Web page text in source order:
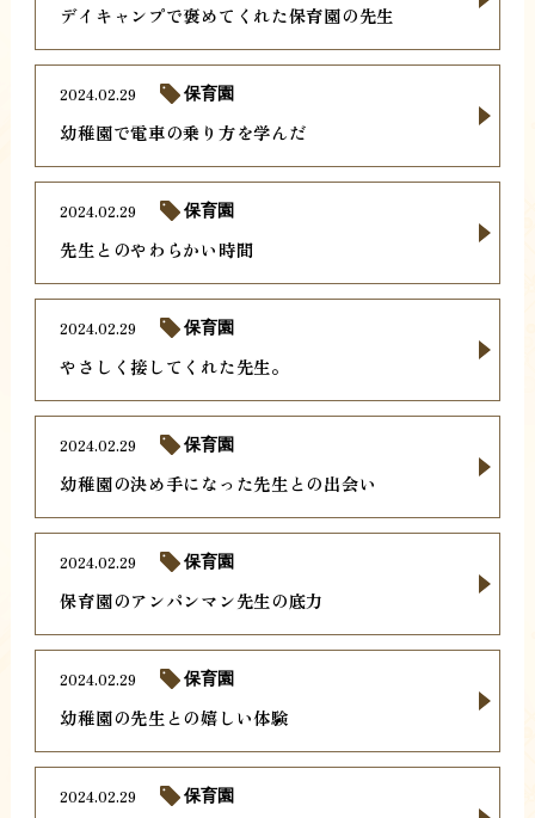
デイキャンプで褒めてくれた保育園の先生
幼稚園で電車の乗り方を学んだ
2024.02.29 保育園
先生とのやわらかい時間
2024.02.29 保育園
やさしく接してくれた先生。
2024.02.29 保育園
幼稚園の決め手になった先生との出会い
2024.02.29 保育園
保育園のアンパンマン先生の底力
2024.02.29 保育園
幼稚園の先生との嬉しい体験
2024.02.29 保育園
2024.02.29 保育園